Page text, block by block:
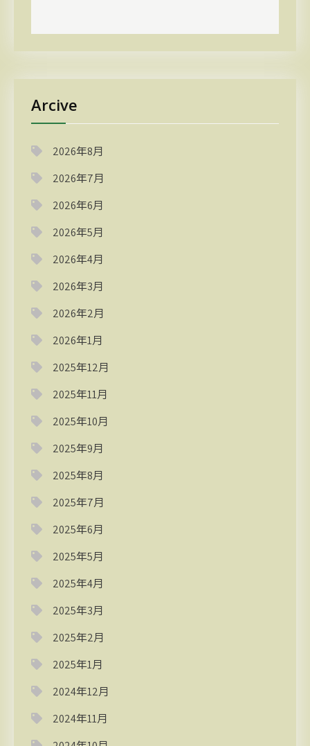
Arcive
2026年8月
2026年7月
2026年6月
2026年5月
2026年4月
2026年3月
2026年2月
2026年1月
2025年12月
2025年11月
2025年10月
2025年9月
2025年8月
2025年7月
2025年6月
2025年5月
2025年4月
2025年3月
2025年2月
2025年1月
2024年12月
2024年11月